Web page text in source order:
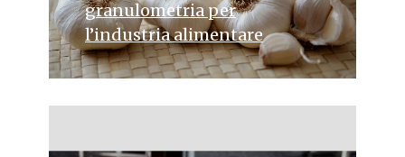
granulometria per
l’industria alimentare